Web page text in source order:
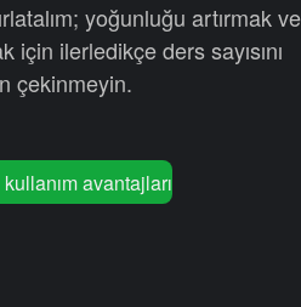
yoğunluğu artırmak ve
için ilerledikçe ders sayısını
çekinmeyin.
avantajları